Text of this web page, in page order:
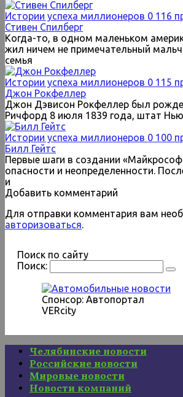
Истории успеха миллионеров 0 116
Стивен Спилберг
Когда-то, в одном маленьком
жил ничем не примечательный
семья
Истории успеха миллионеров 0 115
Джон Рокфеллер
Джон Дэвисон Рокфеллер был
Ричфорд 8 июля 1839 года, штат
Истории успеха миллионеров 0 100
Билл Гейтс
Первые шаги в создании
опасности и неопределенности.
и
Добавить комментарий
Для отправки комментария вам
авторизоваться.
Поиск по сайту
Поиск:
Спонсор: Автопортал
VERcity
Челябинские новости
Российские новости
Мировые новости
Новости компаний